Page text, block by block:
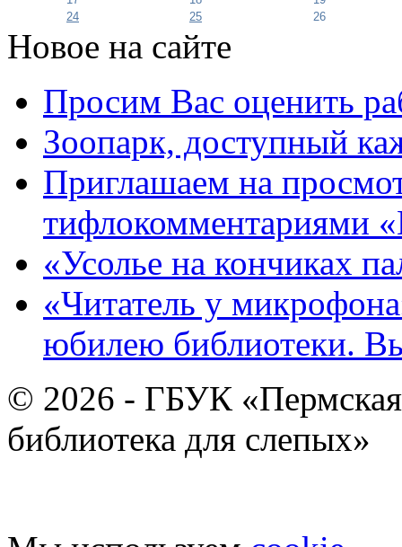
24
25 26
Новое на сайте
Просим Вас оценить
Зоопарк, доступный
Приглашаем на
тифлокомментариями
«Усолье на кончиках
«Читатель у
юбилею библиотеки.
© 2026 - ГБУК «Пермская
библиотека для слепых»